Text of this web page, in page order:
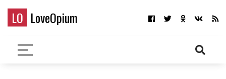
LO LoveOpium